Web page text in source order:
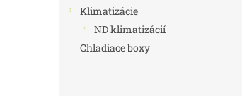
Klimatizácie
ND klimatizácií
Chladiace boxy